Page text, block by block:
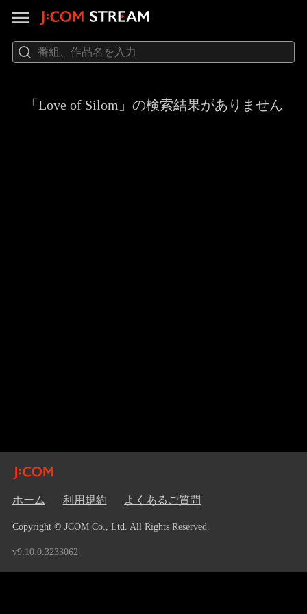
「Love of Silom」の検索結果がありません
ホーム 利用規約 よくあるご質問
Copyright © JCOM Co., Ltd. All Rights Reserved.
v9.10.0.3233062